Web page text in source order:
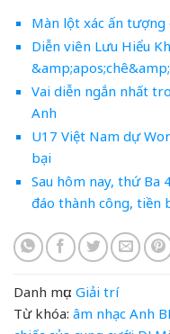
Màn lột xác ấn
Diễn viên Lưu Hiểu
Vai diễn ngắn nhất
Anh
U17 Việt Nam dự
bại
Sau hôm nay, thứ Ba
đáo thành công, tiền
Danh mục: Giải trí
Từ khóa: âm nhạc Anh